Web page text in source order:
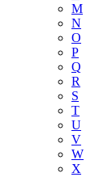
M
N
O
P
Q
R
S
T
U
V
W
X